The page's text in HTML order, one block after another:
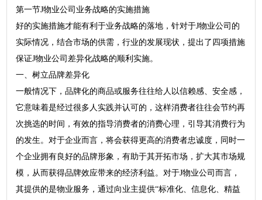
第一节J物业公司业务战略的实施措施
好的实施措施才能有利于业务战略的落地，针对于J物业公司的
实际情况，结合市场的供需，行业的发展现状，提出了四项措施
保证J物业公司差异化战略的顺利实施。
一、树立品牌差异化
一般情况下，品牌化的商品或服务往往给人以信赖感、安全感，
它意味着是经过很多人实践并认可的，这样消费者往往会节约再
次挑选的时间，有效的指导消费者的消费心理，引导其消费行为
的发生。对于企业而言，将会获得更高的消费者忠诚度，同时一
个企业拥有良好的品牌形象，有助于其开拓市场，扩大其市场规
模，从而获得品牌效应带来的经济利益。对于J物业公司而言，
其提供的是物业服务，通过向业主提供“标准化、信息化、精益